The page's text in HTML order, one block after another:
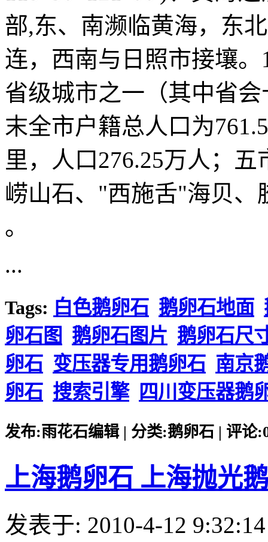
部,东、南濒临黄海，东
连，西南与日照市接壤
省级城市之一（其中省
末全市户籍总人口为
里，人口276.25万人；
崂山石、"西施舌"海贝、
。
...
Tags: 白色鹅卵石 鹅卵石地面
卵石图 鹅卵石图片 鹅卵石尺
卵石 变压器专用鹅卵石 南京
卵石 搜索引擎 四川变压器鹅
发布:雨花石编辑 | 分类:鹅卵石 | 评论
上海鹅卵石 上海抛光
发表于: 2010-4-12 9:32:14